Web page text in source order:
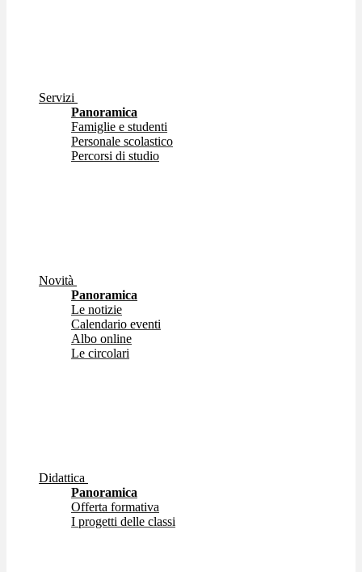
Servizi
Panoramica
Famiglie e studenti
Personale scolastico
Percorsi di studio
Novità
Panoramica
Le notizie
Calendario eventi
Albo online
Le circolari
Didattica
Panoramica
Offerta formativa
I progetti delle classi